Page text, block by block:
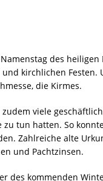
des
kirchlichen Festen.
die Kirmes.
viele
zu tun hatten. So
Zahlreiche alte
und Pachtzinsen.
des kommenden